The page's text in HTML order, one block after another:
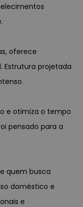
oferece
Estrutura projetada
e otimiza o tempo
pensado para a
quem busca
doméstico e
e